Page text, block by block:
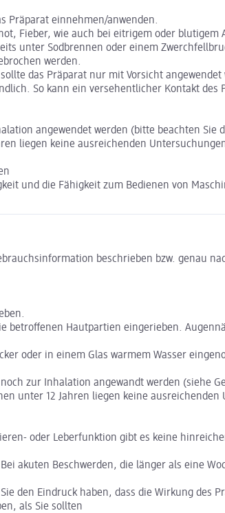
Präparat einnehmen/anwenden.
Fieber, wie auch bei eitrigem oder blutigem
unter Sodbrennen oder einem
werden.
das Präparat nur mit Vorsicht angewendet
So kann ein versehentlicher Kontakt
angewendet werden (bitte beachten Sie
liegen keine ausreichenden
und die Fähigkeit zum Bedienen von
beschrieben bzw. genau
betroffenen Hautpartien eingerieben.
oder in einem Glas warmem Wasser
zur Inhalation angewandt werden (siehe
unter 12 Jahren liegen keine
oder Leberfunktion gibt es keine
akuten Beschwerden, die länger als eine
den Eindruck haben, dass die Wirkung des
als Sie sollten